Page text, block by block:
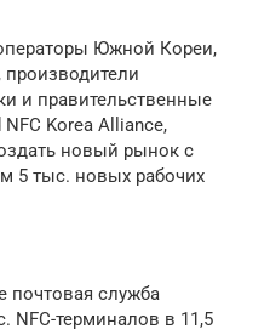
Южной Кореи,
и правительственные
Korea Alliance,
новый рынок с
5 тыс. новых рабочих
почтовая служба
NFC-терминалов в 11,5